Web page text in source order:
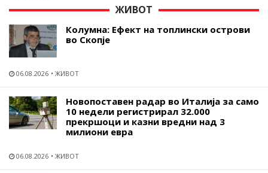
ЖИВОТ
Колумна: Ефект на топлински острови
во Скопје
06.08.2026 ЖИВОТ
Новопоставен радар во Италија за само
10 недели регистрирал 32.000
прекршоци и казни вредни над 3
милиони евра
06.08.2026 ЖИВОТ